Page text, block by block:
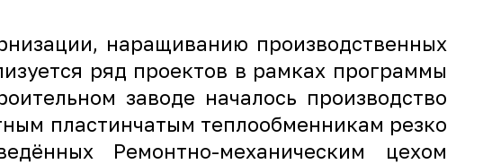
наращиванию производственных
ряд проектов в рамках программы
заводе началось производство
пластинчатым теплообменникам резко
Ремонтно-механическим цехом